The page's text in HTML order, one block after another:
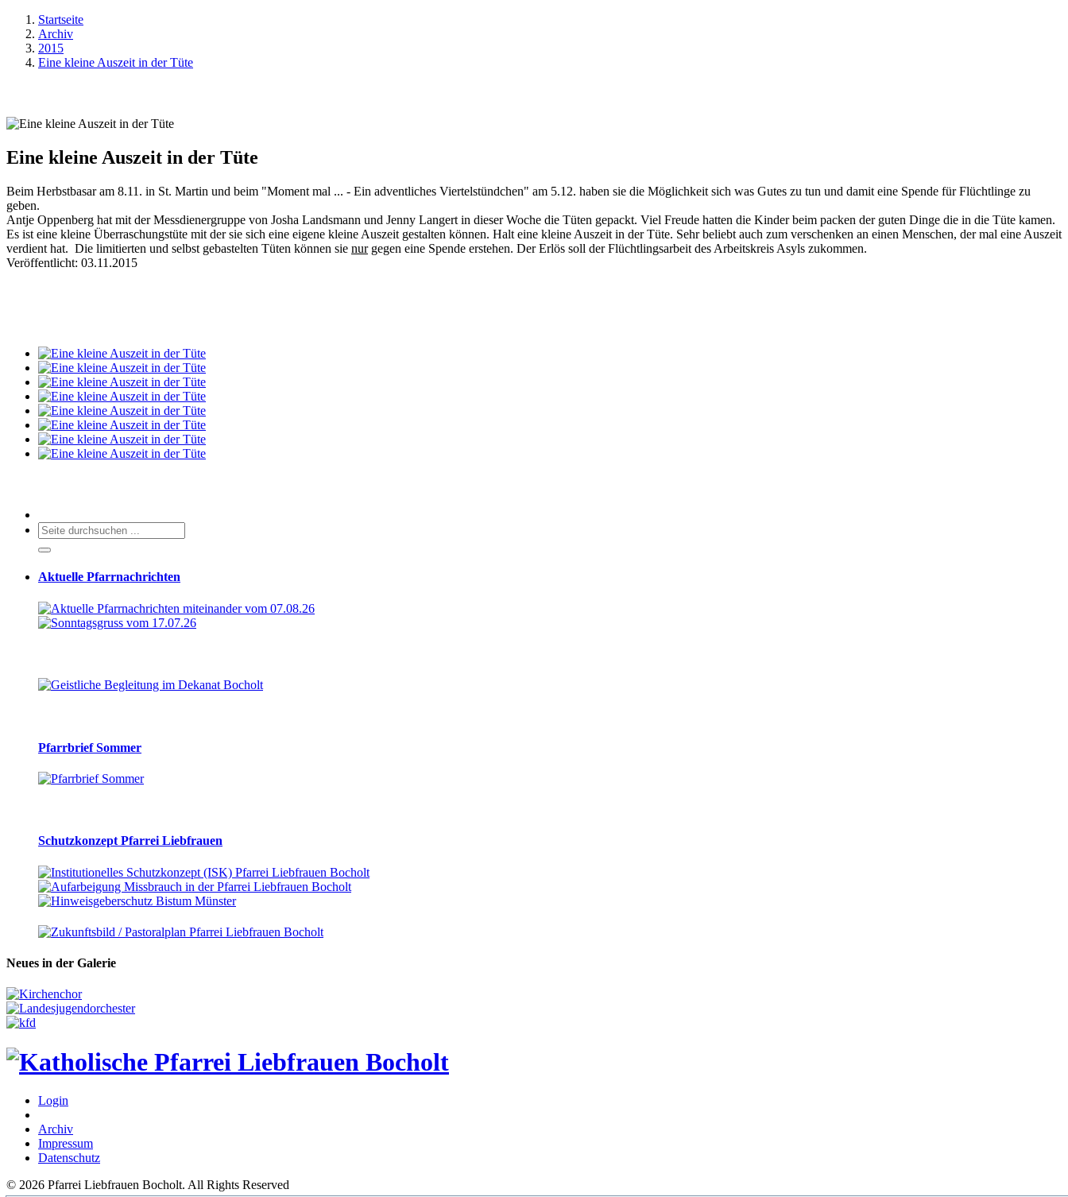
Startseite
Archiv
2015
Eine kleine Auszeit in der Tüte
Eine kleine Auszeit in der Tüte
Beim Herbstbasar am 8.11. in St. Martin und beim "Moment mal ... - Ein adventliches Viertelstündchen" am 5.12. haben sie die Möglichkeit sich was Gutes zu tun und damit eine Spende für Flüchtlinge zu
geben.
Antje Oppenberg hat mit der Messdienergruppe von Josha Landsmann und Jenny Langert in dieser Woche die Tüten gepackt. Viel Freude hatten die Kinder beim packen der guten Dinge die in die Tüte kamen.
Es ist eine kleine Überraschungstüte mit der sie sich eine eigene kleine Auszeit gestalten können. Halt eine kleine Auszeit in der Tüte. Sehr beliebt auch zum verschenken an einen Menschen, der mal eine Auszeit
verdient hat. Die limitierten und selbst gebastelten Tüten können sie nurgegen eine Spende erstehen. Der Erlös soll der Flüchtlingsarbeit des Arbeitskreis Asyls zukommen.
Veröffentlicht: 03.11.2015
Aktuelle Pfarrnachrichten
Pfarrbrief Sommer
Schutzkonzept Pfarrei Liebfrauen
Neues in der Galerie
Login
Archiv
Impressum
Datenschutz
© 2026 Pfarrei Liebfrauen Bocholt. All Rights Reserved